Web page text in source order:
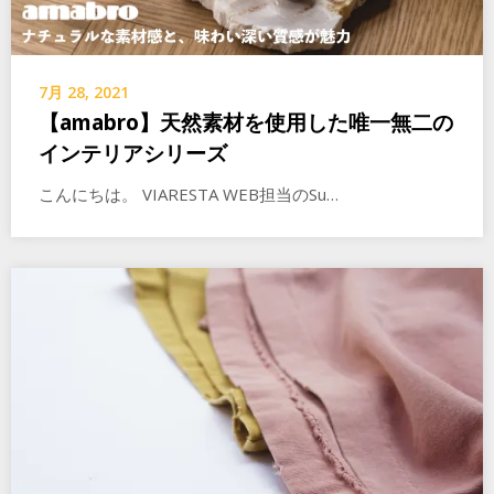
7月 28, 2021
【amabro】天然素材を使用した唯一無二の
インテリアシリーズ
こんにちは。 VIARESTA WEB担当のSu…